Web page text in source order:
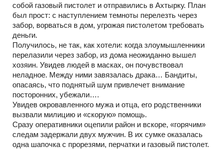
собой газовый пистолет и отправились в Ахтырку. План
был прост: с наступлением темноты перелезть через
забор, ворваться в дом, угрожая пистолетом требовать
деньги.
Получилось, не так, как хотели: когда злоумышленники
перелазили через забор, из дома неожиданно вышел
хозяин. Увидев людей в масках, он почувствовал
неладное. Между ними завязалась драка… Бандиты,
опасаясь, что поднятый шум привлечет внимание
посторонних, убежали….
Увидев окровавленного мужа и отца, его родственники
вызвали милицию и «скорую» помощь.
Сразу оперативники оцепили район и вскоре, «горячим»
следам задержали двух мужчин. В их сумке оказалась
одна шапочка с прорезями, перчатки и газовый пистолет.